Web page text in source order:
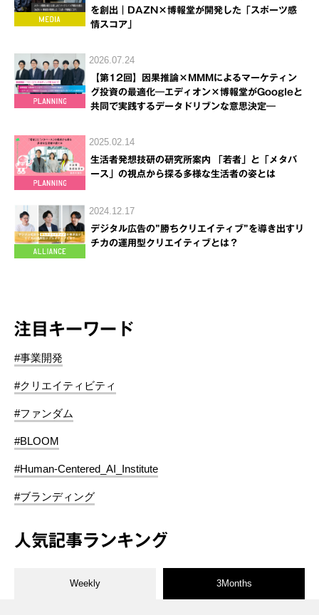
を創出｜DAZN×博報堂が開発した「スポーツ感
情スコア」
2026.07.24
【第12回】因果推論×MMMによるマーケティン
グ投資の最適化―エディオン×博報堂がGoogleと
共同で実践するデータドリブンな意思決定―
2025.02.14
生活者発想技研の研究所案内 「若者」と「メタバ
ース」の視点から探る多様な生活者の姿とは
2024.12.17
デジタル広告の”勝ちクリエイティブ”を導き出すリ
チカの運用型クリエイティブとは？
注目キーワード
#事業開発
#クリエイティビティ
#ファンダム
#BLOOM
#Human-Centered_AI_Institute
#ブランディング
人気記事ランキング
Weekly 3Months